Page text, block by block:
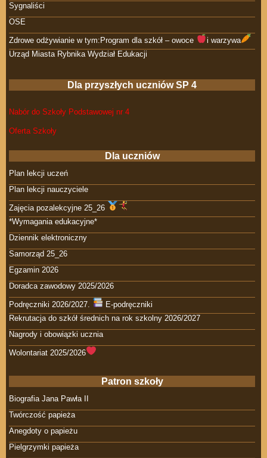
Sygnaliści
OSE
Zdrowe odżywianie w tym:Program dla szkół – owoce
i warzywa
Urząd Miasta Rybnika Wydział Edukacji
Dla przyszłych uczniów SP 4
Nabór do Szkoły Podstawowej nr 4
Oferta Szkoły
Dla uczniów
Plan lekcji uczeń
Plan lekcji nauczyciele
Zajęcia pozalekcyjne 25_26
*Wymagania edukacyjne*
Dziennik elektroniczny
Samorząd 25_26
Egzamin 2026
Doradca zawodowy 2025/2026
Podręczniki 2026/2027.
E-podręczniki
Rekrutacja do szkół średnich na rok szkolny 2026/2027
Nagrody i obowiązki ucznia
Wolontariat 2025/2026
Patron szkoły
Biografia Jana Pawła II
Twórczość papieża
Anegdoty o papieżu
Pielgrzymki papieża